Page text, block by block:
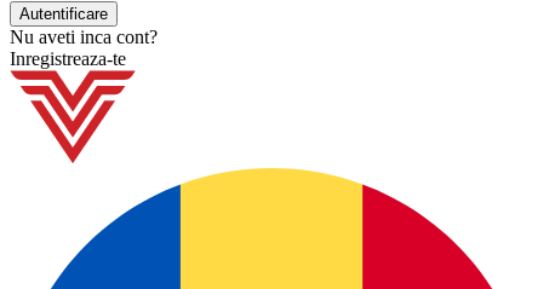
Nu aveti inca cont?
Inregistreaza-te